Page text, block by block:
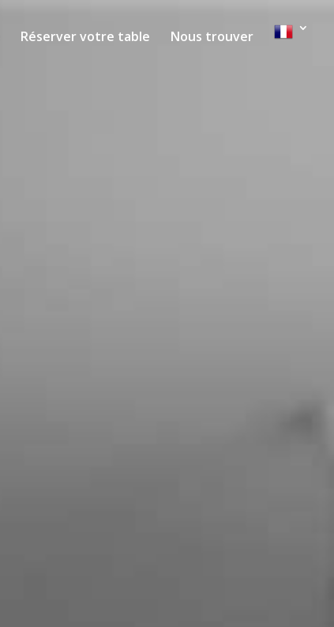
Réserver votre table Nous trouver